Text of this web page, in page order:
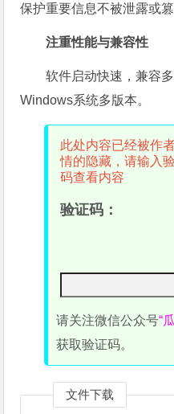
保护重要信息不被泄露或篡
注重性能与兼容性
软件启动快速，兼容
Windows系统多版本。
此处内容已经被作
情的隐藏，请输入
码查看内容
验证码：
请关注微信公众号“
获取验证码。
文件下载